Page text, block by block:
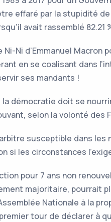
effaré par la stupidité
avait rassemblé 82.21
Ni d’Emmanuel
en se coalisant dans
ses mandants !
démocratie doit se
selon la volonté des
susceptible dans
si les circonstances
pour 7 ans non
majoritaire, pourrait
Nationale à la
tour de déclarer à